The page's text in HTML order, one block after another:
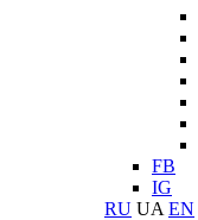
FB
IG
RU UA EN